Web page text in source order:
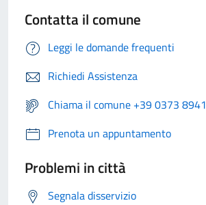
Contatta il comune
Leggi le domande frequenti
Richiedi Assistenza
Chiama il comune +39 0373 8941
Prenota un appuntamento
Problemi in città
Segnala disservizio